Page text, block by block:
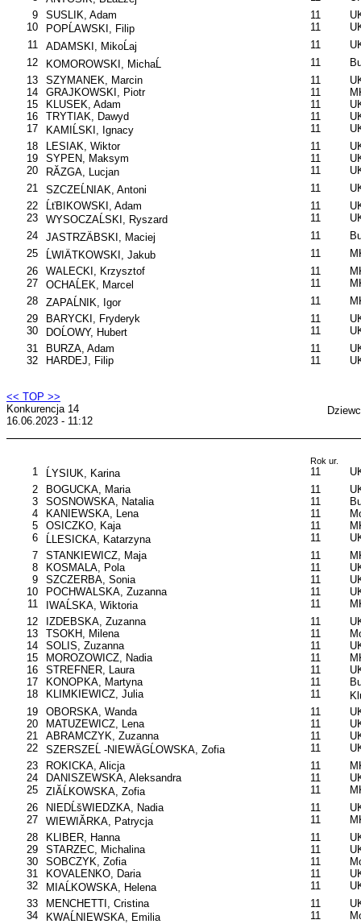
9
SUSLIK, Adam 11
10
POPĹAWSKI, Filip 11
11
ADAMSKI, MikoĹaj 11
12
KOMOROWSKI, MichaĹ 11
13
SZYMANEK, Marcin 11
14
GRAJKOWSKI, Piotr 11
15
KLUSEK, Adam 11
16
TRYTIAK, Dawyd 11
17
KAMIĹSKI, Ignacy 11
18
LESIAK, Wiktor 11
19
SYPEN, Maksym 11
20
RĂZGA, Lucjan 11
21
SZCZEĹNIAK, Antoni 11
22
ĹťBIKOWSKI, Adam 11
23
WYSOCZAĹSKI, Ryszard 11
24
JASTRZÄBSKI, Maciej 11
25
ĹWIÄTKOWSKI, Jakub 11
26
WALECKI, Krzysztof 11
27
OCHAĹEK, Marcel 11
28
ZAPAĹNIK, Igor 11
29
BARYCKI, Fryderyk 11
30
DOĹOWY, Hubert 11
31
BURZA, Adam 11
32
HARDEJ, Filip 11
<< TOP >>
Konkurencja 14
16.06.2023 - 11:12
Rok ur.
1 ĹYSIUK, Karina 11
2
BOGUCKA, Maria 11
3
SOSNOWSKA, Natalia 11
4
KANIEWSKA, Lena 11
5
OSICZKO, Kaja 11
6
ĹLESICKA, Katarzyna 11
7
STANKIEWICZ, Maja 11
8
KOSMALA, Pola 11
9
SZCZERBA, Sonia 11
10
POCHWALSKA, Zuzanna 11
11
IWAĹSKA, Wiktoria 11
12
IZDEBSKA, Zuzanna 11
13
TSOKH, Milena 11
14
SOLIS, Zuzanna 11
15
MOROZOWICZ, Nadia 11
16
STREFNER, Laura 11
17
KONOPKA, Martyna 11
18
KLIMKIEWICZ, Julia 11
19
OBORSKA, Wanda 11
20
MATUZEWICZ, Lena 11
21
ABRAMCZYK, Zuzanna 11
22
SZERSZEĹ -NIEWÄGĹOWSKA, Zofia 11
23
ROKICKA, Alicja 11
24
DANISZEWSKA, Aleksandra 11
25
ZIĂĹKOWSKA, Zofia 11
26
NIEDĹšWIEDZKA, Nadia 11
27
WIEWIĂRKA, Patrycja 11
28
KLIBER, Hanna 11
29
STARZEC, Michalina 11
30
SOBCZYK, Zofia 11
31
KOVALENKO, Daria 11
32
MIAĹKOWSKA, Helena 11
33
MENCHETTI, Cristina 11
34
KWAĹNIEWSKA, Emilia 11